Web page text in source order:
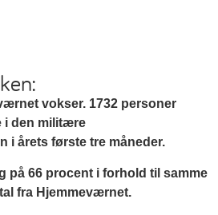
vokser. 1732 personer
i den militære
i årets første tre måneder.
på 66 procent i forhold til samme
fra Hjemmeværnet.